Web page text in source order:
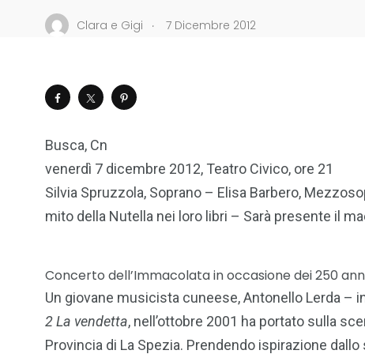
Clara e Gigi . 7 Dicembre 2012
Busca, Cn
venerdì 7 dicembre 2012, Teatro Civico, ore 21
Silvia Spruzzola, Soprano – Elisa Barbero,
mito della Nutella nei loro libri – Sarà presente il
Concerto dell’Immacolata in occasione dei 250
Un giovane musicista cuneese, Antonello Lerda –
2 La vendetta, nell’ottobre 2001 ha portato sulla
Provincia di La Spezia. Prendendo ispirazione